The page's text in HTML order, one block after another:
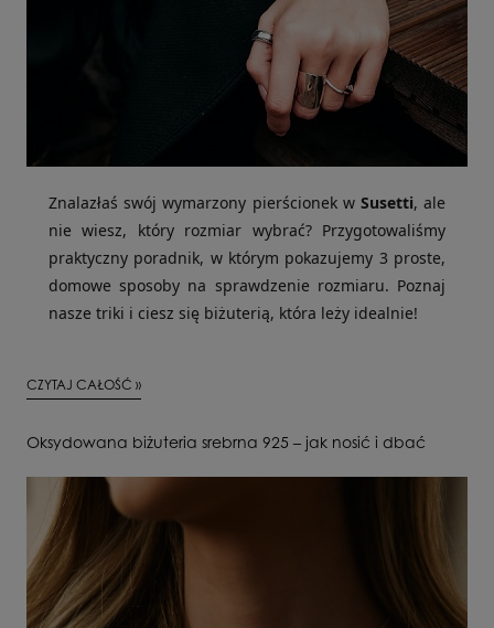
Znalazłaś swój wymarzony pierścionek w Susetti, ale
nie wiesz, który rozmiar wybrać? Przygotowaliśmy
praktyczny poradnik, w którym pokazujemy 3 proste,
domowe sposoby na sprawdzenie rozmiaru. Poznaj
nasze triki i ciesz się biżuterią, która leży idealnie!
CZYTAJ CAŁOŚĆ »
Oksydowana biżuteria srebrna 925 – jak nosić i dbać